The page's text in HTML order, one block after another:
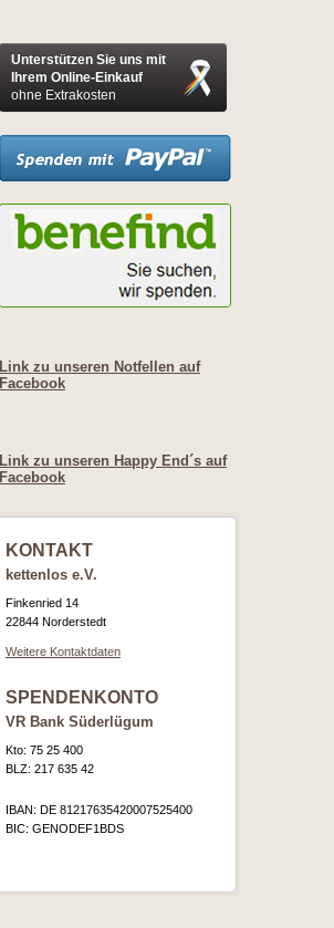
Unterstützen Sie uns mit
Ihrem Online-Einkauf
ohne Extrakosten
Link zu unseren Notfellen auf
Facebook
Link zu unseren Happy End´s auf
Facebook
KONTAKT
kettenlos e.V.
Finkenried 14
22844 Norderstedt
Weitere Kontaktdaten
SPENDENKONTO
VR Bank Süderlügum
Kto: 75 25 400
BLZ: 217 635 42
IBAN: DE 81217635420007525400
BIC: GENODEF1BDS